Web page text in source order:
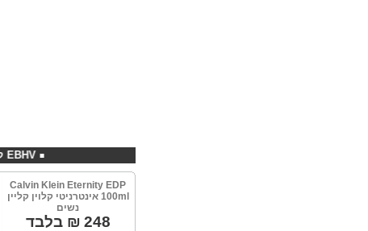
Calvin Klein Eternity EDP
100ml אינטרניטי קלוין קליין
נשים
248 ₪ בלבד